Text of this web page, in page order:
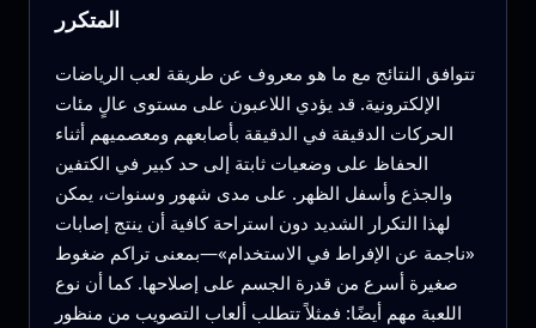
المتكرر
تتوافق النتائج مع ما هو معروف عن طريقة لعب الرياضات
الإلكترونية. قد يؤدي اللاعبون على مستوى عالٍ مئات
الحركات الدقيقة في الدقيقة بأصابعهم ومعصميهم أثناء
الحفاظ على وضعيات ثابتة إلى حد كبير في الكتفين
والجذع وأسفل الظهر. على مدى شهور وسنوات، يمكن
لهذا التكرار الشديد دون استراحة كافية أن ينتج إصابات
«ناجمة عن الإفراط في الاستخدام»—بمعنى تراكم ضغوط
صغيرة أسرع من قدرة الجسم على إصلاحها. كما أن نوع
اللعبة مهم أيضًا: فمثلاً تتطلب ألعاب التصويب من منظور